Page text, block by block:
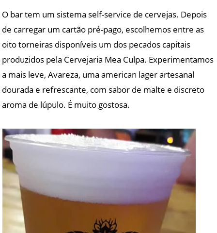
O bar tem um sistema self-service de cervejas. Depois
de carregar um cartão pré-pago, escolhemos entre as
oito torneiras disponíveis um dos pecados capitais
produzidos pela Cervejaria Mea Culpa. Experimentamos
a mais leve, Avareza, uma american lager artesanal
dourada e refrescante, com sabor de malte e discreto
aroma de lúpulo. É muito gostosa.